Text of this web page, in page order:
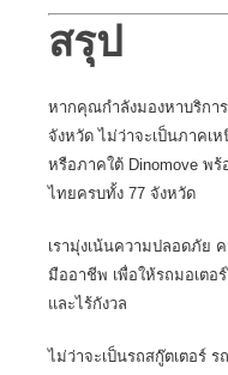
สรุป
หากคุณกำลังมองหาบริกา
จังหวัด ไม่ว่าจะเป็นภาคเ
หรือภาคใต้ Dinomove พ
ไทยครบทั้ง 77 จังหวัด
เรามุ่งเน้นความปลอดภัย
มืออาชีพ เพื่อให้รถมอเต
และไร้กังวล
ไม่ว่าจะเป็นรถสกู๊ตเตอร์